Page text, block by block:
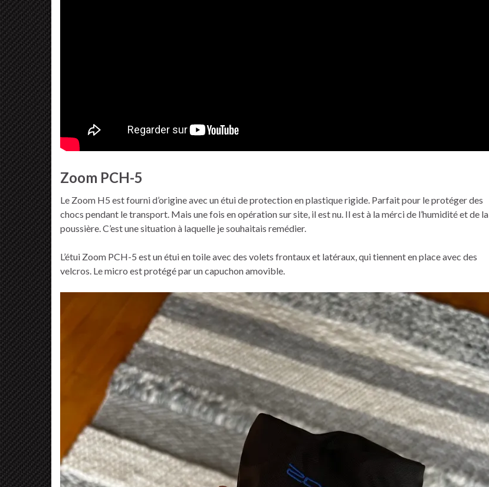
Zoom PCH-5
Le Zoom H5 est fourni d’origine avec un étui de protection en plastique rigide. Parfait pour le protéger des
chocs pendant le transport. Mais une fois en opération sur site, il est nu. Il est à la mérci de l’humidité et de la
poussière. C’est une situation à laquelle je souhaitais remédier.
L’étui Zoom PCH-5 est un étui en toile avec des volets frontaux et latéraux, qui tiennent en place avec des
velcros. Le micro est protégé par un capuchon amovible.